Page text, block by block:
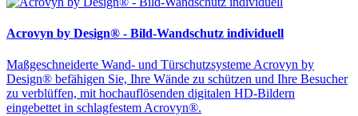
Acrovyn by Design® - Bild-Wandschutz individuell
Maßgeschneiderte Wand- und Türschutzsysteme Acrovyn by
Design® befähigen Sie, Ihre Wände zu schützen und Ihre Besucher
zu verblüffen, mit hochauflösenden digitalen HD-Bildern
eingebettet in schlagfestem Acrovyn®.